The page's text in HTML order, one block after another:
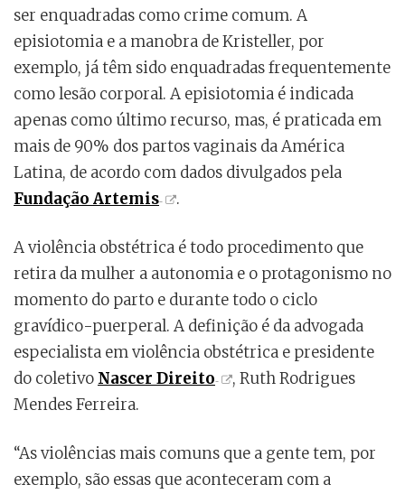
ser enquadradas como crime comum. A
episiotomia e a manobra de Kristeller, por
exemplo, já têm sido enquadradas frequentemente
como lesão corporal. A episiotomia é indicada
apenas como último recurso, mas, é praticada em
mais de 90% dos partos vaginais da América
Latina, de acordo com dados divulgados pela
Fundação Artemis
.
A violência obstétrica é todo procedimento que
retira da mulher a autonomia e o protagonismo no
momento do parto e durante todo o ciclo
gravídico-puerperal. A definição é da advogada
especialista em violência obstétrica e presidente
do coletivo Nascer Direito
, Ruth Rodrigues
Mendes Ferreira.
“As violências mais comuns que a gente tem, por
exemplo, são essas que aconteceram com a